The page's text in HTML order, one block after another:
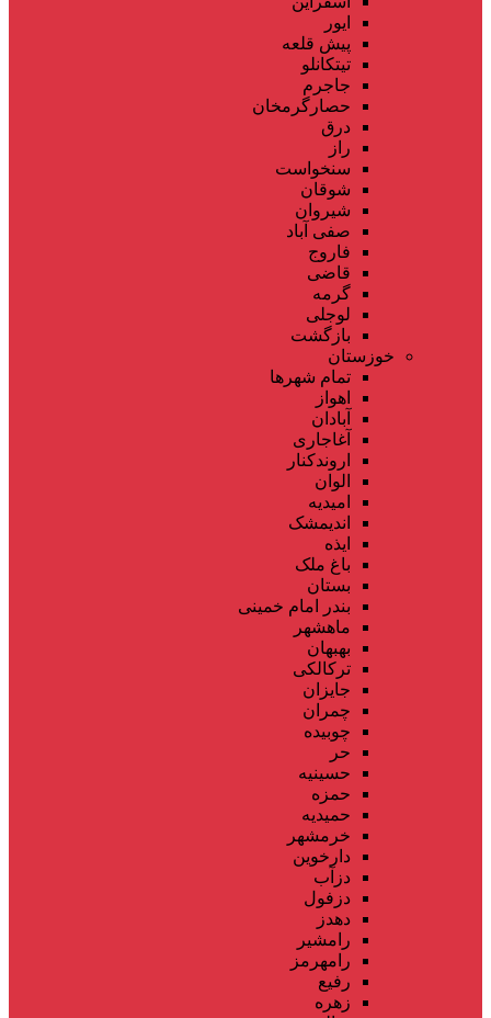
ایور
پیش قلعه
تیتکانلو
جاجرم
حصارگرمخان
درق
راز
سنخواست
شوقان
شیروان
صفی آباد
فاروج
قاضی
گرمه
لوجلی
بازگشت
خوزستان
تمام شهر‌ها
اهواز
آبادان
آغاجاری
اروندکنار
الوان
امیدیه
اندیمشک
ایذه
باغ ملک
بستان
بندر امام خمینی
ماهشهر
بهبهان
ترکالکی
جایزان
چمران
چوبیده
حر
حسینیه
حمزه
حمیدیه
خرمشهر
دارخوین
دزآب
دزفول
دهدز
رامشیر
رامهرمز
رفیع
زهره